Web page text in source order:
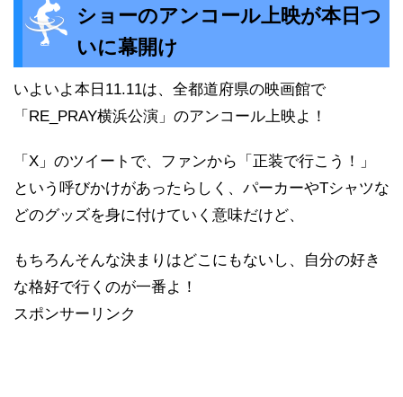
ショーのアンコール上映が本日つ
いに幕開け
いよいよ本日11.11は、全都道府県の映画館で
「RE_PRAY横浜公演」のアンコール上映よ！
「X」のツイートで、ファンから「正装で行こう！」
という呼びかけがあったらしく、パーカーやTシャツな
どのグッズを身に付けていく意味だけど、
もちろんそんな決まりはどこにもないし、自分の好き
な格好で行くのが一番よ！
スポンサーリンク